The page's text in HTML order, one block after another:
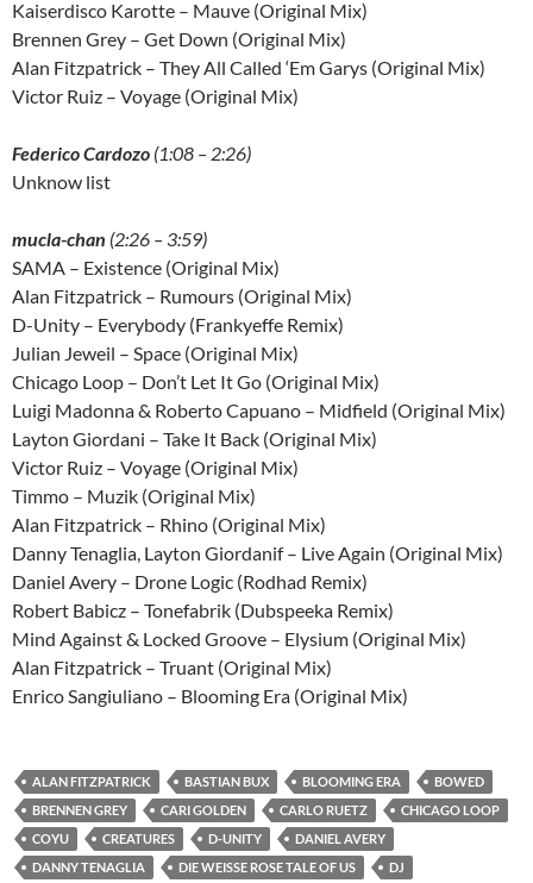
Kaiserdisco Karotte – Mauve (Original Mix)
Brennen Grey – Get Down (Original Mix)
Alan Fitzpatrick – They All Called ‘Em Garys (Original Mix)
Victor Ruiz – Voyage (Original Mix)
Federico Cardozo (1:08 – 2:26)
Unknow list
mucla-chan (2:26 – 3:59)
SAMA – Existence (Original Mix)
Alan Fitzpatrick – Rumours (Original Mix)
D-Unity – Everybody (Frankyeffe Remix)
Julian Jeweil – Space (Original Mix)
Chicago Loop – Don’t Let It Go (Original Mix)
Luigi Madonna & Roberto Capuano – Midfield (Original Mix)
Layton Giordani – Take It Back (Original Mix)
Victor Ruiz – Voyage (Original Mix)
Timmo – Muzik (Original Mix)
Alan Fitzpatrick – Rhino (Original Mix)
Danny Tenaglia, Layton Giordanif – Live Again (Original Mix)
Daniel Avery – Drone Logic (Rodhad Remix)
Robert Babicz – Tonefabrik (Dubspeeka Remix)
Mind Against & Locked Groove – Elysium (Original Mix)
Alan Fitzpatrick – Truant (Original Mix)
Enrico Sangiuliano – Blooming Era (Original Mix)
ALAN FITZPATRICK BASTIAN BUX BLOOMING ERA
BOWED
BRENNEN GREY
CARI GOLDEN CARLO RUETZ
CHICAGO LOOP
COYU
CREATURES D-UNITY
DANIEL AVERY
DANNY TENAGLIA
DIE WEISSE ROSE TALE OF US
DJ